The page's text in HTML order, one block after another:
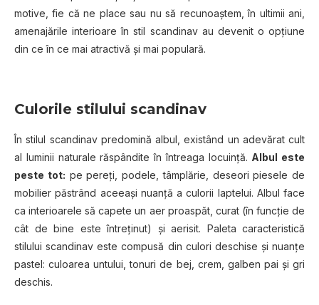
motive, fie că ne place sau nu să recunoaştem, în ultimii ani,
amenajările interioare în stil scandinav au devenit o opţiune
din ce în ce mai atractivă şi mai populară.
Culorile stilului scandinav
În stilul scandinav predomină albul, existând un adevărat cult
al luminii naturale răspândite în întreaga locuinţă. Albul este
peste tot: pe pereţi, podele, tâmplărie, deseori piesele de
mobilier păstrând aceeaşi nuanţă a culorii laptelui. Albul face
ca interioarele să capete un aer proaspăt, curat (în funcţie de
cât de bine este întreţinut) şi aerisit. Paleta caracteristică
stilului scandinav este compusă din culori deschise şi nuanţe
pastel: culoarea untului, tonuri de bej, crem, galben pai și gri
deschis.